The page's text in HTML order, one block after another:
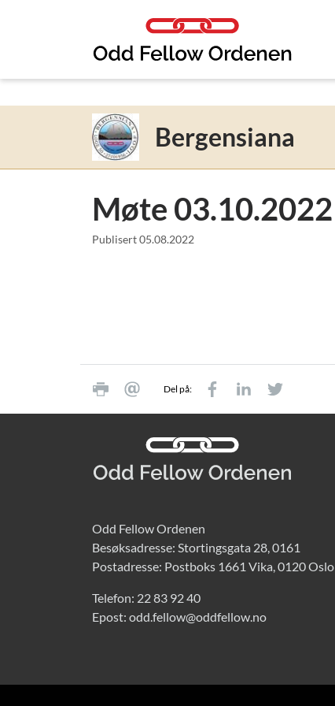
Bergensiana
Møte 03.10.2022
Publisert05.08.2022
Del på:
Odd Fellow Ordenen
Besøksadresse: Stortingsgata 28, 0161
Postadresse: Postboks 1661 Vika, 0120 Oslo
Telefon: 22 83 92 40
Epost: odd.fellow@oddfellow.no